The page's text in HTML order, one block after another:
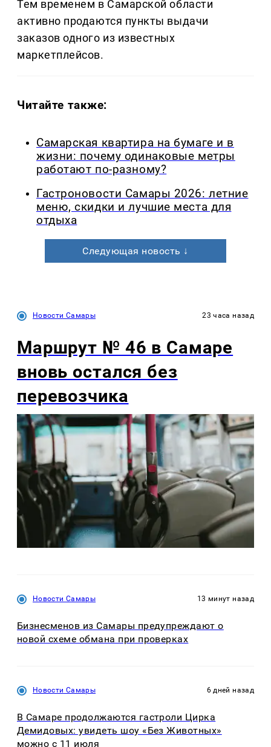
Тем временем в Самарской области
активно продаются пункты выдачи
заказов одного из известных
маркетплейсов.
Читайте также:
Самарская квартира на бумаге и в
жизни: почему одинаковые метры
работают по-разному?
Гастроновости Самары 2026: летние
меню, скидки и лучшие места для
отдыха
Следующая новость ↓
Новости Самары 23 часа назад
Маршрут № 46 в Самаре
вновь остался без
перевозчика
Новости Самары 13 минут назад
Бизнесменов из Самары предупреждают о
новой схеме обмана при проверках
Новости Самары 6 дней назад
В Самаре продолжаются гастроли Цирка
Демидовых: увидеть шоу «Без Животных»
можно с 11 июля